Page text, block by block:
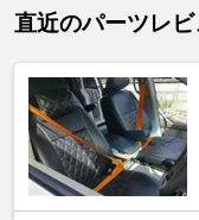
直近のパーツレビ